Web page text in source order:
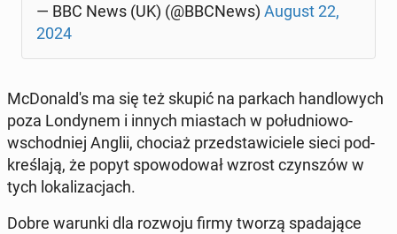
— BBC News (UK) (@BBCNews) August 22,
2024
McDo­nal­d's ma się też skupić na parkach han­dlo­wych
poza Lon­dy­nem i innych mia­stach w po­łu­dnio­wo-
wschod­niej Anglii, chociaż przed­sta­wi­cie­le sieci pod­
kre­śla­ją, że popyt spo­wo­do­wał wzrost czyn­szów w
tych lo­ka­li­za­cjach.
Dobre warunki dla rozwoju firmy tworzą spa­da­ją­ce